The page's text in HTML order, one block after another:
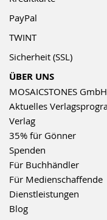
PayPal
TWINT
Sicherheit (SSL)
ÜBER UNS
MOSAICSTONES GmbH
Aktuelles
Verlag
35% für Gönner
Spenden
Für Buchhändler
Für Medienschaffende
Dienstleistungen
Blog